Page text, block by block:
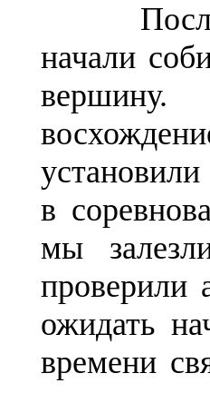
После
начали
в
мы
проверили
ожидать
времени